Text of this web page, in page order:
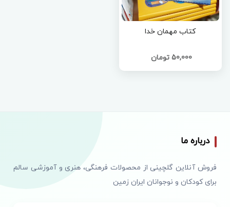
کتاب مهمان خدا
50,000 تومان
درباره ما
فروش آنلاین گلچینی از محصولات فرهنگی، هنری و آموزشی سالم
برای کودکان و نوجوانان ایران زمین